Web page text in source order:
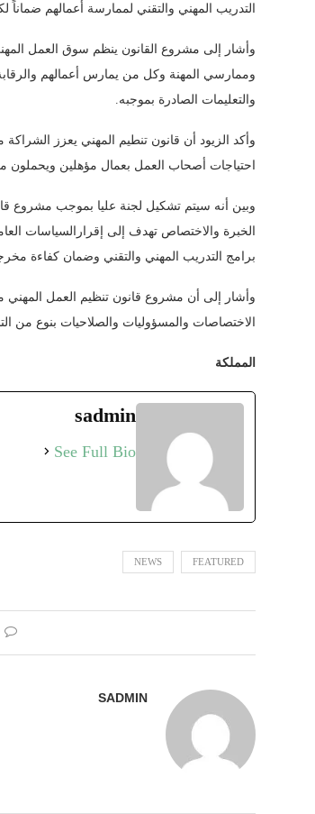
التدريب المهني والتقني لممارسة أعمالهم ضماناً
وأشار إلى مشروع القانون ينظم سوق العمل
وممارسي المهنة وكل من يمارس أعمالهم والرقابة
والتعليمات الصادرة بموجبه.
وأكد الزيود أن قانون تنطيم المهني يعزز
احتياجات أصحاب العمل بعمال مؤهلين ويحملون
وبين أنه سيتم تشكيل لجنة عليا بموجب مشروع
الخبرة والاختصاص تهدف إلى إقرارالسياسات
برامج التدريب المهني والتقني وضمان كفاءة
وأشار إلى أن مشروع قانون تنظيم العمل المهني
الاختصاصات والمسؤوليات والصلاحيات بنوع من
المملكة
sadmin
See Full Bio
FEATURED
NEWS
SADMIN